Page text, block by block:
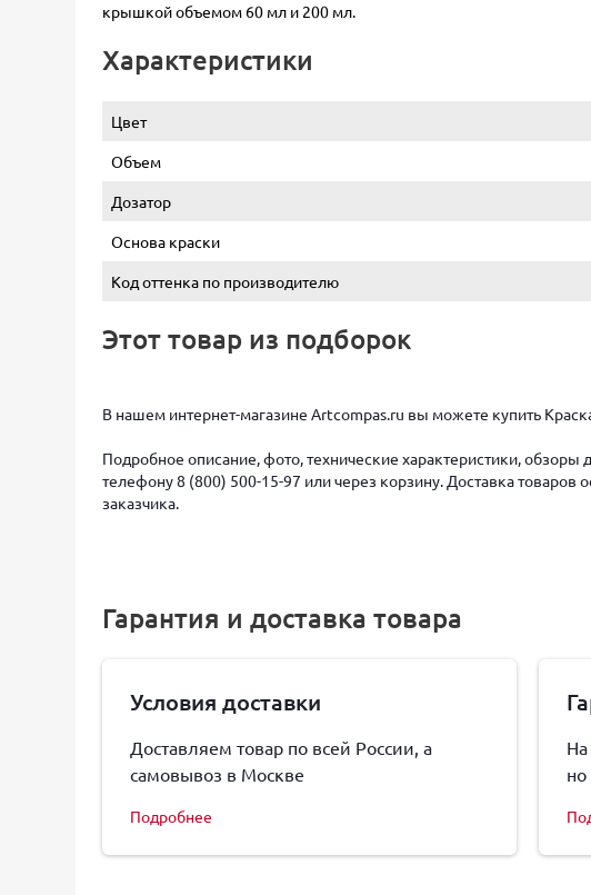
крышкой объемом 60 мл и 200 мл.
Характеристики
Цвет
Объем
Дозатор
Основа краски
Код оттенка по производителю
Этот товар из подборок
В нашем интернет-магазине Artcompas.ru вы можете купить
Подробное описание, фото, технические характеристики,
телефону 8 (800) 500-15-97 или через корзину. Доставка
заказчика.
Гарантия и доставка товара
Условия доставки
Доставляем товар по всей России, а
самовывоз в Москве
Подробнее
На
но